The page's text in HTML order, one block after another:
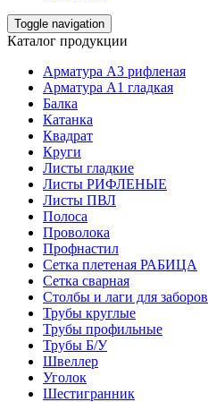
Toggle navigation
Каталог продукции
Арматура А3 рифленая
Арматура А1 гладкая
Балка
Катанка
Квадрат
Круги
Листы гладкие
Листы РИФЛЕНЫЕ
Листы ПВЛ
Полоса
Проволока
Профнастил
Сетка плетеная РАБИЦА
Сетка сварная
Столбы и лаги для заборов
Трубы круглые
Трубы профильные
Трубы Б/У
Швеллер
Уголок
Шестигранник